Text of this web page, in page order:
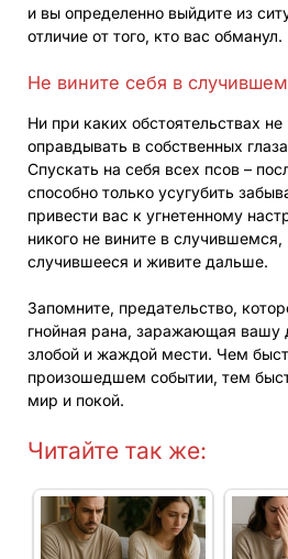
и вы определенно выйдите из
отличие от того, кто вас обманул.
Не вините себя в
Ни при каких обстоятельствах не
оправдывать в собственных
Спускать на себя всех псов –
способно только усугубить
привести вас к угнетенному
никого не вините в случившемся,
случившееся и живите дальше.
Запомните, предательство,
гнойная рана, заражающая вашу
злобой и жаждой мести. Чем
произошедшем событии, тем
мир и покой.
Читайте так же: